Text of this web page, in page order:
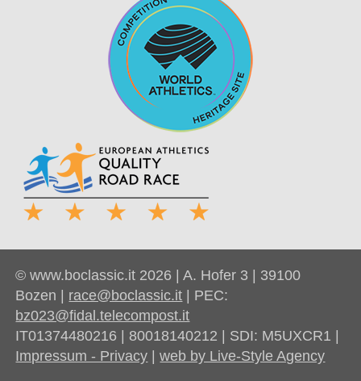
© www.boclassic.it 2026 | A. Hofer 3 | 39100
Bozen | race@boclassic.it | PEC:
bz023@fidal.telecompost.it
IT01374480216 | 80018140212 | SDI: M5UXCR1 |
Impressum - Privacy |web by Live-Style Agency